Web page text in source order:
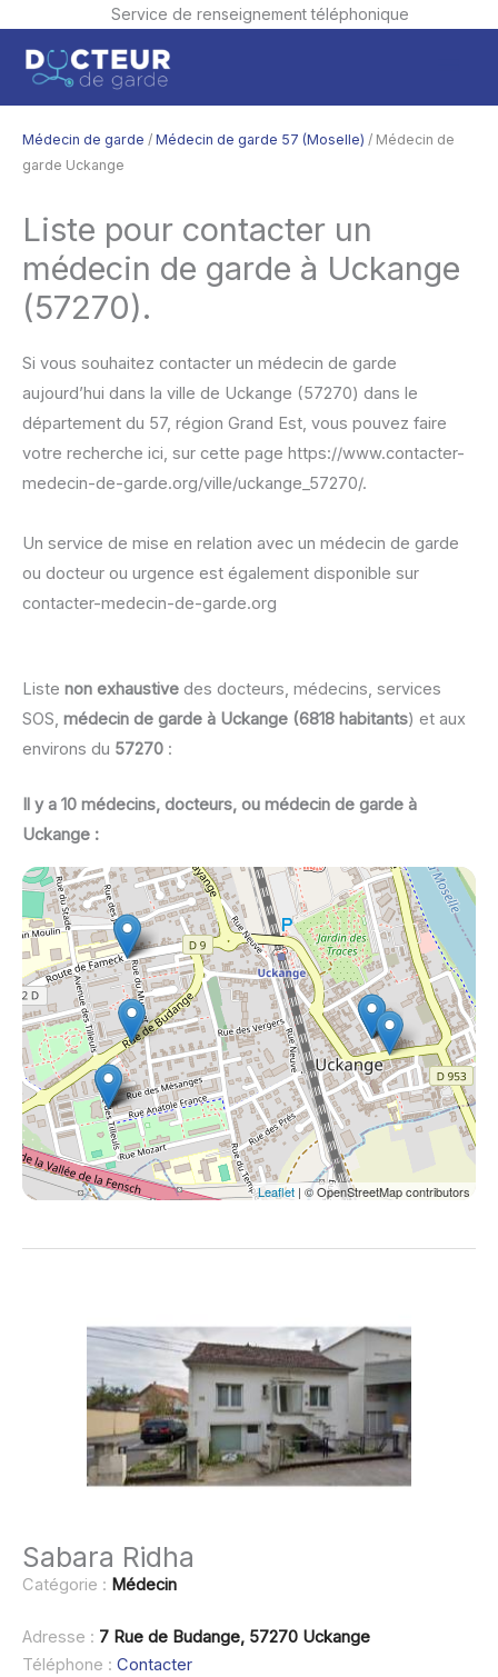
Service de renseignement téléphonique
contenu
Médecin de garde / Médecin de garde 57 (Moselle) / Médecin de
garde Uckange
Liste pour contacter un
médecin de garde à Uckange
(57270).
Si vous souhaitez contacter un médecin de garde
aujourd’hui dans la ville de Uckange (57270) dans le
département du 57, région Grand Est, vous pouvez faire
votre recherche ici, sur cette page https://www.contacter-
medecin-de-garde.org/ville/uckange_57270/.
Un service de mise en relation avec un médecin de garde
ou docteur ou urgence est également disponible sur
contacter-medecin-de-garde.org
Liste non exhaustive des docteurs, médecins, services
SOS, médecin de garde à Uckange (6818 habitants) et aux
environs du 57270 :
Il y a 10 médecins, docteurs, ou médecin de garde à
Uckange :
Leaflet | © OpenStreetMap contributors
Sabara Ridha
Catégorie : Médecin
Adresse : 7 Rue de Budange, 57270 Uckange
Téléphone : Contacter